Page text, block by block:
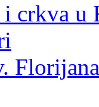
i crkva u
Florijana